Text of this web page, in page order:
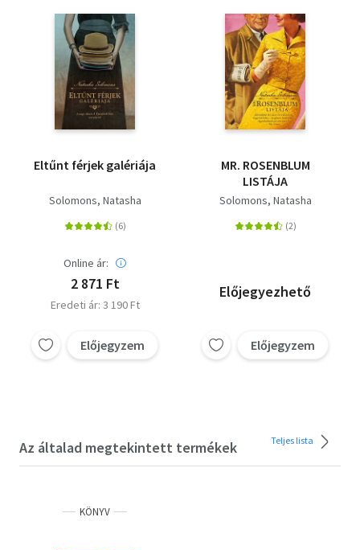
Eltűnt férjek galériája
Solomons, Natasha
Online ár:
2 871 Ft
Eredeti ár: 3 190 Ft
Előjegyzem
MR. ROSENBLUM
LISTÁJA
Solomons, Natasha
Előjegyezhető
Előjegyzem
Az általad megtekintett termékek Teljes lista
KÖNYV